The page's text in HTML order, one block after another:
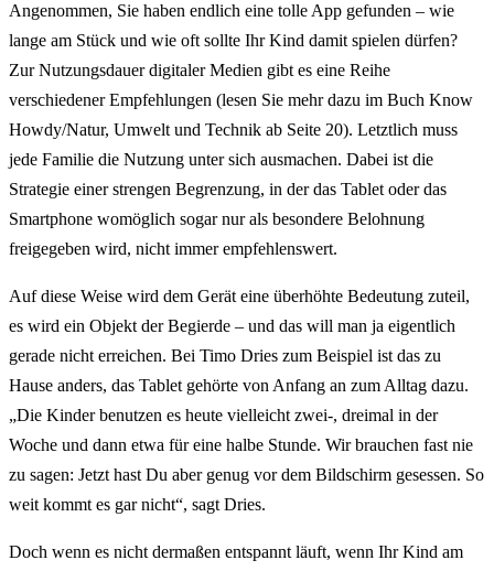
Angenommen, Sie haben endlich eine tolle App gefunden – wie
lange am Stück und wie oft sollte Ihr Kind damit spielen dürfen?
Zur Nutzungsdauer digitaler Medien gibt es eine Reihe
verschiedener Empfehlungen (lesen Sie mehr dazu im Buch Know
Howdy/Natur, Umwelt und Technik ab Seite 20). Letztlich muss
jede Familie die Nutzung unter sich ausmachen. Dabei ist die
Strategie einer strengen Begrenzung, in der das Tablet oder das
Smartphone womöglich sogar nur als besondere Belohnung
freigegeben wird, nicht immer empfehlenswert.
Auf diese Weise wird dem Gerät eine überhöhte Bedeutung zuteil,
es wird ein Objekt der Begierde – und das will man ja eigentlich
gerade nicht erreichen. Bei Timo Dries zum Beispiel ist das zu
Hause anders, das Tablet gehörte von Anfang an zum Alltag dazu.
„Die Kinder benutzen es heute vielleicht zwei-, dreimal in der
Woche und dann etwa für eine halbe Stunde. Wir brauchen fast nie
zu sagen: Jetzt hast Du aber genug vor dem Bildschirm gesessen. So
weit kommt es gar nicht“, sagt Dries.
Doch wenn es nicht dermaßen entspannt läuft, wenn Ihr Kind am